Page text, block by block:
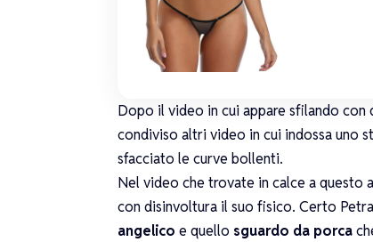
Dopo il video in cui appare sfilando
condiviso altri video in cui indossa uno
sfacciato le curve bollenti.
Nel video che trovate in calce a questo
con disinvoltura il suo fisico. Certo
angelico e quello sguardo da porca